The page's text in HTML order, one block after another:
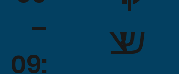
–
09:
צש